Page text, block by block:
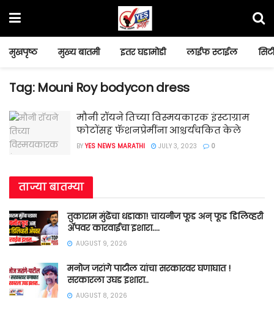
मुखपृष्ठ मुख्य बातमी इतर घडामोडी लाईफ स्टाईल
Tag: Mouni Roy bodycon dress
मौनी रॉयने तिच्या विस्मयकारक इंस्टाग्राम
फोटोंसह फॅशनप्रेमींना आश्चर्यचकित केले
BY YES NEWS MARATHI JULY 3, 2023 0
ताज्या बातम्या
तुकाराम मुंढेंचा धडाका! चायनीज फूड अन् फूड डिलिव्हरी
ॲपवर कारवाईचा इशारा….
AUGUST 9, 2026
मनोज जरांगे पाटील यांचा सरकारवर घणाघात !
सरकारला उघड इशारा..
AUGUST 8, 2026